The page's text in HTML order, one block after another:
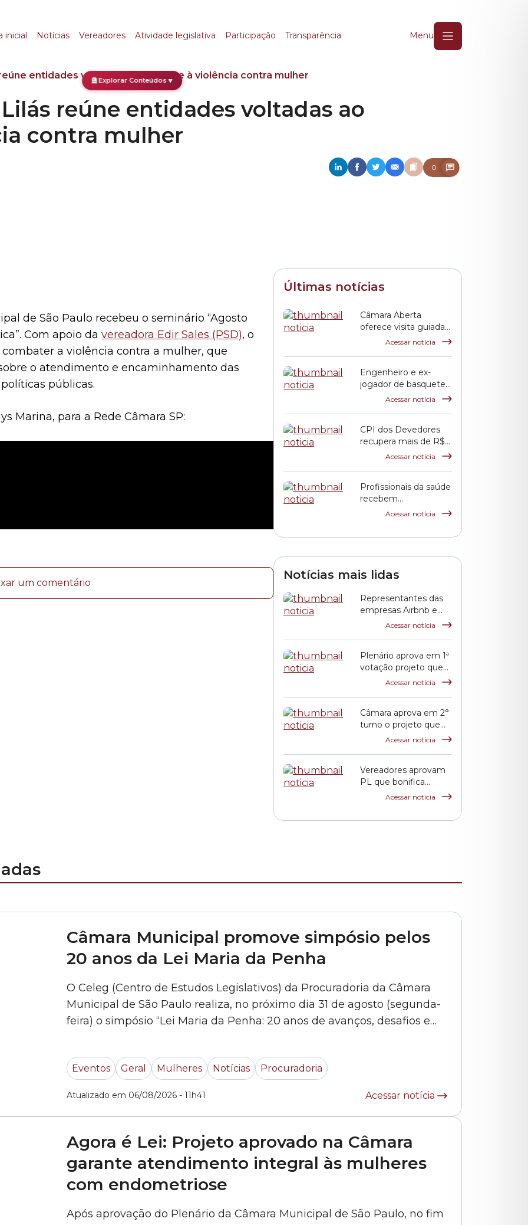
Explorar Conteúdos▼
inicial Notícias Vereadores Atividade legislativa Participação Transparência Menu
entidades voltadas ao combate à violência contra mulher
reúne entidades voltadas ao
contra mulher
0
de São Paulo recebeu o seminário “Agosto
Com apoio da vereadora Edir Sales (PSD), o
a violência contra a mulher, que
o atendimento e encaminhamento das
públicas.
Marina, para a Rede Câmara SP:
um comentário
Últimas notícias
Câmara Aberta
oferece visita guiada
e programação infantil
Acessar notícia
Engenheiro e ex-
jogador de basquete,
Jack Terpins recebe a
Acessar notícia
CPI dos Devedores
recupera mais de R$ 2
bilhões aos cofres
Acessar notícia
Profissionais da saúde
recebem
homenagem na
Acessar notícia
Notícias mais lidas
Representantes das
empresas Airbnb e
QuintoAndar prestam
Acessar notícia
Plenário aprova em 1ª
votação projeto que
propõe reajuste
Acessar notícia
Câmara aprova em 2°
turno o projeto que
reajusta o salário dos
Acessar notícia
Vereadores aprovam
PL que bonifica
funcionários das
Acessar notícia
Câmara Municipal promove simpósio pelos
20 anos da Lei Maria da Penha
O Celeg (Centro de Estudos Legislativos) da Procuradoria da Câmara
Municipal de São Paulo realiza, no próximo dia 31 de agosto (segunda-
feira) o simpósio “Lei Maria da Penha: 20 anos de avanços, desafios e
reunirá autoridades, juristas e especialistas para debater os principais...
» Eventos Geral Mulheres Notícias Procuradoria
Atualizado em 06/08/2026 - 11h41 Acessar notícia
Agora é Lei: Projeto aprovado na Câmara
garante atendimento integral às mulheres
com endometriose
Após aprovação do Plenário da Câmara Municipal de São Paulo, no fim